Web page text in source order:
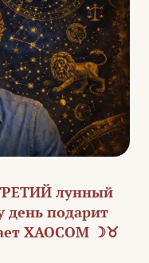
лунный
день подарит
ХАОСОМ ☽♉